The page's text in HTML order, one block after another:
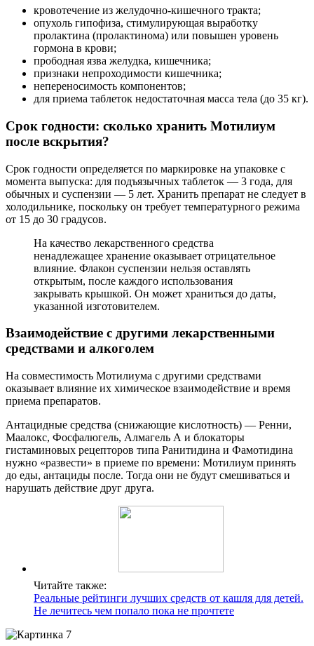
кровотечение из желудочно-кишечного тракта;
опухоль гипофиза, стимулирующая выработку
пролактина (пролактинома) или повышен уровень
гормона в крови;
прободная язва желудка, кишечника;
признаки непроходимости кишечника;
непереносимость компонентов;
для приема таблеток недостаточная масса тела (до 35 кг).
Срок годности: сколько хранить Мотилиум
после вскрытия?
Срок годности определяется по маркировке на упаковке с
момента выпуска: для подъязычных таблеток — 3 года, для
обычных и суспензии — 5 лет. Хранить препарат не следует в
холодильнике, поскольку он требует температурного режима
от 15 до 30 градусов.
На качество лекарственного средства
ненадлежащее хранение оказывает отрицательное
влияние. Флакон суспензии нельзя оставлять
открытым, после каждого использования
закрывать крышкой. Он может храниться до даты,
указанной изготовителем.
Взаимодействие с другими лекарственными
средствами и алкоголем
На совместимость Мотилиума с другими средствами
оказывает влияние их химическое взаимодействие и время
приема препаратов.
Антацидные средства (снижающие кислотность) — Ренни,
Маалокс, Фосфалюгель, Алмагель А и блокаторы
гистаминовых рецепторов типа Ранитидина и Фамотидина
нужно «развести» в приеме по времени: Мотилиум принять
до еды, антациды после. Тогда они не будут смешиваться и
нарушать действие друг друга.
Читайте также:
Реальные рейтинги лучших средств от кашля для детей.
Не лечитесь чем попало пока не прочтете